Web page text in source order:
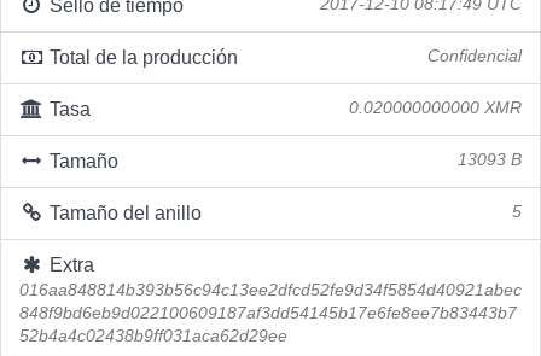
Sello de tiempo 2017-12-10 08:17:49 UTC
Total de la producción Confidencial
Tasa 0.020000000000 XMR
Tamaño 13093 B
Tamaño del anillo 5
Extra
016aa848814b393b56c94c13ee2dfcd52fe9d34f5854d40921abec
848f9bd6eb9d022100609187af3dd54145b17e6fe8ee7b83443b7
52b4a4c02438b9ff031aca62d29ee